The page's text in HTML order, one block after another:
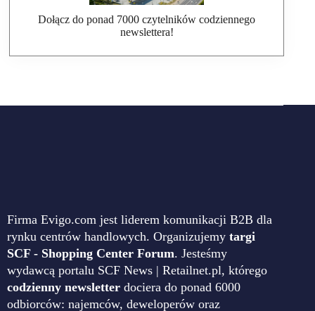
Dołącz do ponad 7000 czytelników codziennego
newslettera!
Firma Evigo.com jest liderem komunikacji B2B dla
rynku centrów handlowych. Organizujemy targi
SCF - Shopping Center Forum. Jesteśmy
wydawcą portalu SCF News | Retailnet.pl, którego
codzienny newsletter dociera do ponad 6000
odbiorców: najemców, deweloperów oraz